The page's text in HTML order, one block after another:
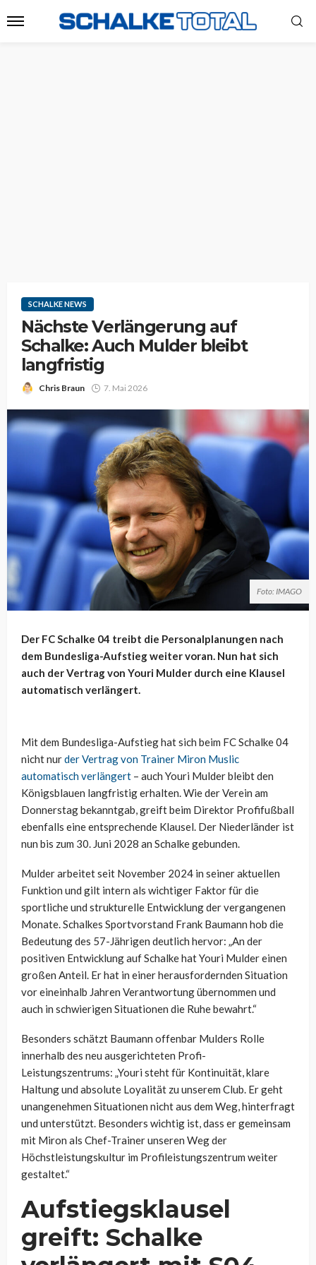
SCHALKE NEWS
Nächste Verlängerung auf
Schalke: Auch Mulder bleibt
langfristig
Chris Braun 7. Mai 2026
Foto: IMAGO
Der FC Schalke 04 treibt die Personalplanungen nach
dem Bundesliga-Aufstieg weiter voran. Nun hat sich
auch der Vertrag von Youri Mulder durch eine Klausel
automatisch verlängert.
Mit dem Bundesliga-Aufstieg hat sich beim FC Schalke 04
nicht nurder Vertrag von Trainer Miron Muslic
automatisch verlängert – auch Youri Mulder bleibt den
Königsblauen langfristig erhalten. Wie der Verein am
Donnerstag bekanntgab, greift beim Direktor Profifußball
ebenfalls eine entsprechende Klausel. Der Niederländer ist
nun bis zum 30. Juni 2028 an Schalke gebunden.
Mulder arbeitet seit November 2024 in seiner aktuellen
Funktion und gilt intern als wichtiger Faktor für die
sportliche und strukturelle Entwicklung der vergangenen
Monate. Schalkes Sportvorstand Frank Baumann hob die
Bedeutung des 57-Jährigen deutlich hervor: „An der
positiven Entwicklung auf Schalke hat Youri Mulder einen
großen Anteil. Er hat in einer herausfordernden Situation
vor eineinhalb Jahren Verantwortung übernommen und
auch in schwierigen Situationen die Ruhe bewahrt.“
Besonders schätzt Baumann offenbar Mulders Rolle
innerhalb des neu ausgerichteten Profi-
Leistungszentrums: „Youri steht für Kontinuität, klare
Haltung und absolute Loyalität zu unserem Club. Er geht
unangenehmen Situationen nicht aus dem Weg, hinterfragt
und unterstützt. Besonders wichtig ist, dass er gemeinsam
mit Miron als Chef-Trainer unseren Weg der
Höchstleistungskultur im Profileistungszentrum weiter
gestaltet.“
Aufstiegsklausel
greift: Schalke